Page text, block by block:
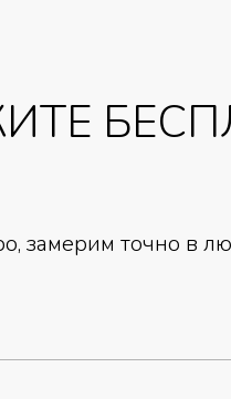
замерим точно в